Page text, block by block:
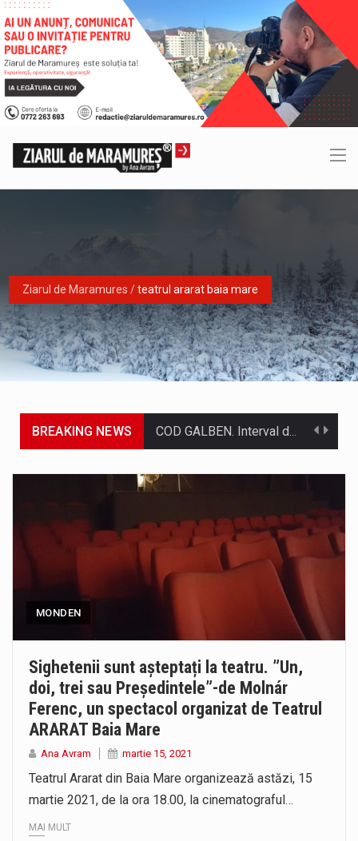
Ziarul de Maramures /teatrul ararat baia mare
BREAKING NEWS COD GALBEN. Interval de valabilitate: 07 august, ora 12.00 – 07 august, ora 23.00 / Fenomene vizate: instabilitate atmosferică, intensificări…
Municipiul Baia Mare, prin Serviciul Public Comunitar Local de Evidență a Persoanelor - Serviciul Evidența Persoanelor, îi informează pe cetățenii…
MONDEN
Sighetenii sunt așteptați la teatru. ”Un,
doi, trei sau Președintele”-de Molnár
Ferenc, un spectacol organizat de Teatrul
ARARAT Baia Mare
Ana Avram martie 15, 2021
Teatrul Ararat din Baia Mare organizează astăzi, 15
martie 2021, de la ora 18.00, la cinematograful…
MAI MULT